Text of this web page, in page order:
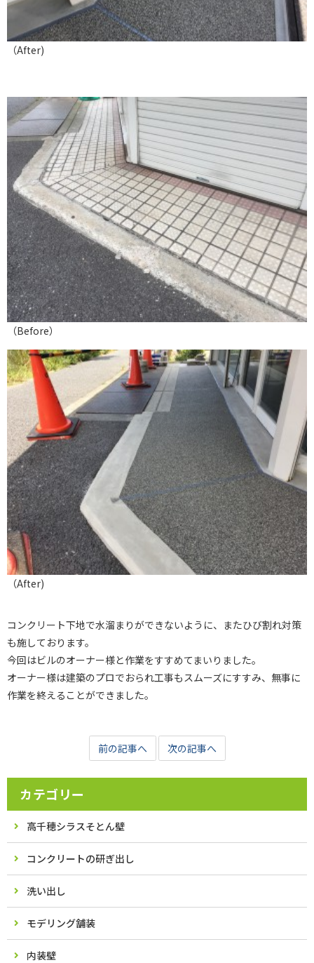
（After)
（Before）
（After)
コンクリート下地で水溜まりができないように、またひび割れ対策
も施しております。
今回はビルのオーナー様と作業をすすめてまいりました。
オーナー様は建築のプロでおられ工事もスムーズにすすみ、無事に
作業を終えることができました。
前の記事へ 次の記事へ
カテゴリー
高千穂シラスそとん壁
コンクリートの研ぎ出し
洗い出し
モデリング舗装
内装壁